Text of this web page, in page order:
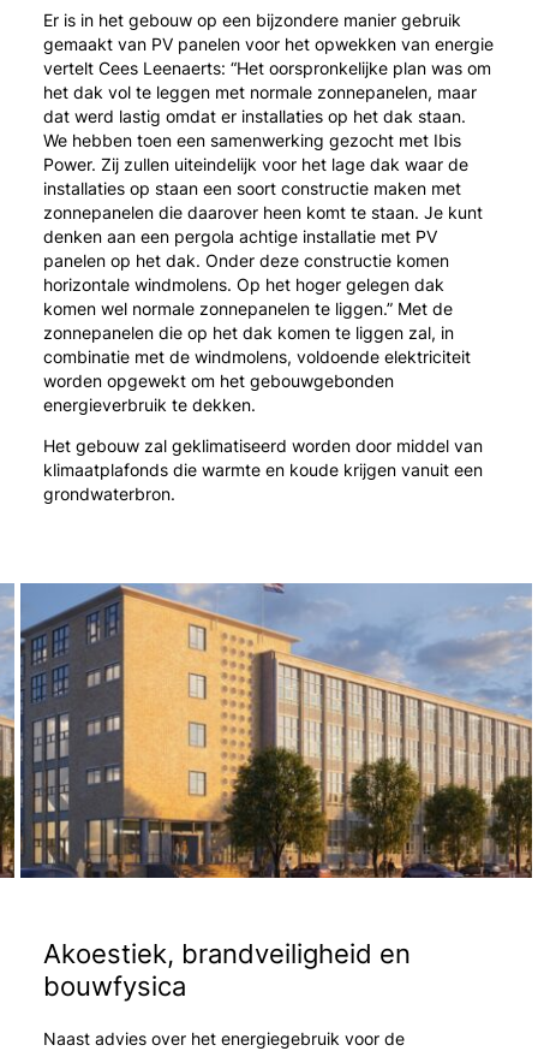
Er is in het gebouw op een bijzondere manier gebruik
gemaakt van PV panelen voor het opwekken van energie
vertelt Cees Leenaerts: “Het oorspronkelijke plan was om
het dak vol te leggen met normale zonnepanelen, maar
dat werd lastig omdat er installaties op het dak staan.
We hebben toen een samenwerking gezocht met Ibis
Power. Zij zullen uiteindelijk voor het lage dak waar de
installaties op staan een soort constructie maken met
zonnepanelen die daarover heen komt te staan. Je kunt
denken aan een pergola achtige installatie met PV
panelen op het dak. Onder deze constructie komen
horizontale windmolens. Op het hoger gelegen dak
komen wel normale zonnepanelen te liggen.” Met de
zonnepanelen die op het dak komen te liggen zal, in
combinatie met de windmolens, voldoende elektriciteit
worden opgewekt om het gebouwgebonden
energieverbruik te dekken.
Het gebouw zal geklimatiseerd worden door middel van
klimaatplafonds die warmte en koude krijgen vanuit een
grondwaterbron.
Akoestiek, brandveiligheid en
bouwfysica
Naast advies over het energiegebruik voor de